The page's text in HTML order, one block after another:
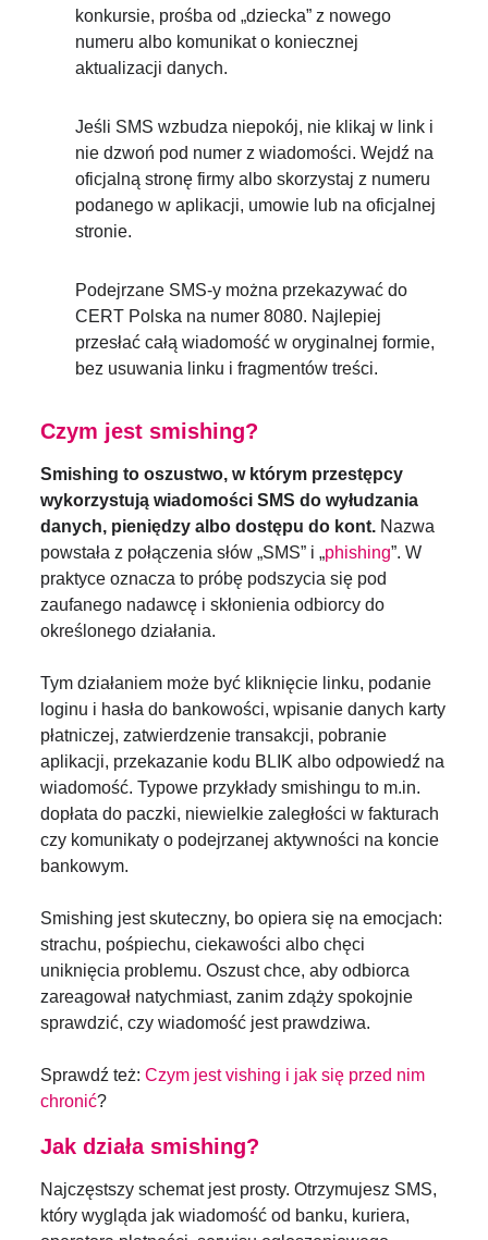
konkursie, prośba od „dziecka” z nowego
numeru albo komunikat o koniecznej
aktualizacji danych.
Jeśli SMS wzbudza niepokój, nie klikaj w link i
nie dzwoń pod numer z wiadomości. Wejdź na
oficjalną stronę firmy albo skorzystaj z numeru
podanego w aplikacji, umowie lub na oficjalnej
stronie.
Podejrzane SMS-y można przekazywać do
CERT Polska na numer 8080. Najlepiej
przesłać całą wiadomość w oryginalnej formie,
bez usuwania linku i fragmentów treści.
Czym jest smishing?
Smishing to oszustwo, w którym przestępcy
wykorzystują wiadomości SMS do wyłudzania
danych, pieniędzy albo dostępu do kont. Nazwa
powstała z połączenia słów „SMS” i „phishing”. W
praktyce oznacza to próbę podszycia się pod
zaufanego nadawcę i skłonienia odbiorcy do
określonego działania.
Tym działaniem może być kliknięcie linku, podanie
loginu i hasła do bankowości, wpisanie danych karty
płatniczej, zatwierdzenie transakcji, pobranie
aplikacji, przekazanie kodu BLIK albo odpowiedź na
wiadomość. Typowe przykłady smishingu to m.in.
dopłata do paczki, niewielkie zaległości w fakturach
czy komunikaty o podejrzanej aktywności na koncie
bankowym.
Smishing jest skuteczny, bo opiera się na emocjach:
strachu, pośpiechu, ciekawości albo chęci
uniknięcia problemu. Oszust chce, aby odbiorca
zareagował natychmiast, zanim zdąży spokojnie
sprawdzić, czy wiadomość jest prawdziwa.
Sprawdź też:Czym jest vishing i jak się przed nim
chronić?
Jak działa smishing?
Najczęstszy schemat jest prosty. Otrzymujesz SMS,
który wygląda jak wiadomość od banku, kuriera,